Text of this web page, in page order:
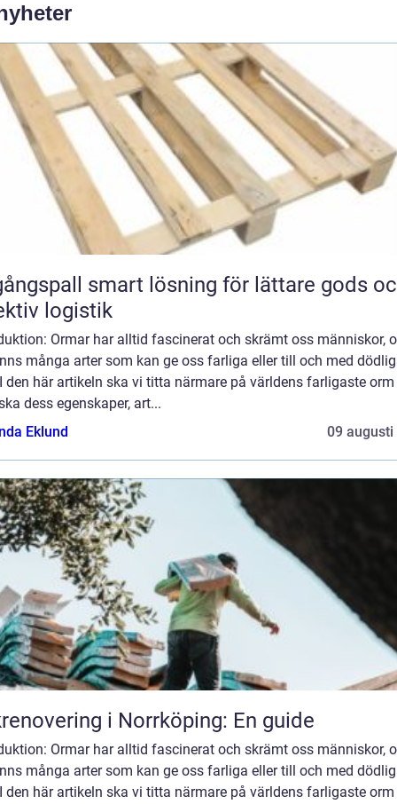
lösning för lättare gods och
logistik
Ormar har alltid fascinerat och skrämt oss människor,
många arter som kan ge oss farliga eller till och med
den här artikeln ska vi titta närmare på världens farligaste
dess egenskaper, art...
Eklund
09 augusti
i Norrköping: En guide
Ormar har alltid fascinerat och skrämt oss människor,
många arter som kan ge oss farliga eller till och med
den här artikeln ska vi titta närmare på världens farligaste